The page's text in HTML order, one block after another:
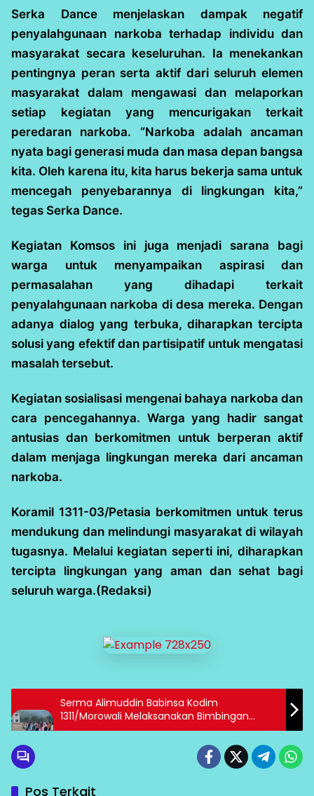
Serka Dance menjelaskan dampak negatif
penyalahgunaan narkoba terhadap individu dan
masyarakat secara keseluruhan. Ia menekankan
pentingnya peran serta aktif dari seluruh elemen
masyarakat dalam mengawasi dan melaporkan
setiap kegiatan yang mencurigakan terkait
peredaran narkoba. “Narkoba adalah ancaman
nyata bagi generasi muda dan masa depan bangsa
kita. Oleh karena itu, kita harus bekerja sama untuk
mencegah penyebarannya di lingkungan kita,”
tegas Serka Dance.
Kegiatan Komsos ini juga menjadi sarana bagi
warga untuk menyampaikan aspirasi dan
permasalahan yang dihadapi terkait
penyalahgunaan narkoba di desa mereka. Dengan
adanya dialog yang terbuka, diharapkan tercipta
solusi yang efektif dan partisipatif untuk mengatasi
masalah tersebut.
Kegiatan sosialisasi mengenai bahaya narkoba dan
cara pencegahannya. Warga yang hadir sangat
antusias dan berkomitmen untuk berperan aktif
dalam menjaga lingkungan mereka dari ancaman
narkoba.
Koramil 1311-03/Petasia berkomitmen untuk terus
mendukung dan melindungi masyarakat di wilayah
tugasnya. Melalui kegiatan seperti ini, diharapkan
tercipta lingkungan yang aman dan sehat bagi
seluruh warga.(Redaksi)
Serma Alimuddin Babinsa Kodim
1311/Morowali Melaksanakan Bimbingan
Orientasi Bagi Peserta PPPK Bidan Teknis
Pos Terkait